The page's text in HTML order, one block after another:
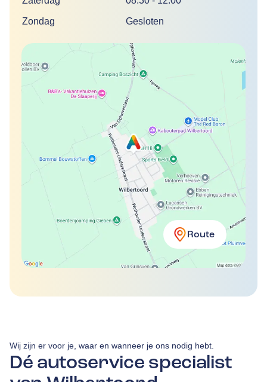
Zondag Gesloten
Route
Dé autoservice specialist
Wij zijn er voor je, waar en wanneer je ons nodig hebt.